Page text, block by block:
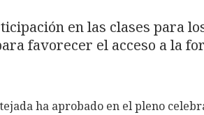
en las clases para
favorecer el acceso a la
ha aprobado en el pleno